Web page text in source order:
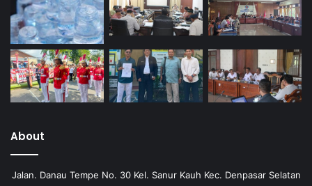
About
Jalan. Danau Tempe No. 30 Kel. Sanur Kauh Kec. Denpasar Selatan